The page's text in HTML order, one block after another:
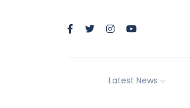
Latest News